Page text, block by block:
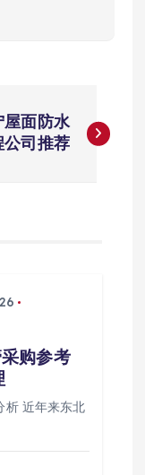
屋面防水
公司推荐
购参考
析 近年来东北